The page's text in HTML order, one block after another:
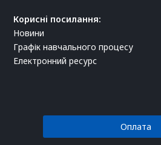
Корисні посилання:
Новини
Графік навчального процесу
Електронний ресурс
Оплата